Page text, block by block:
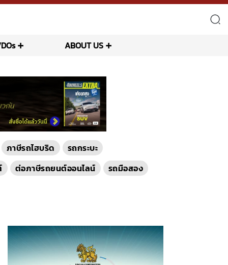
ABOUT US
ภาษีรถไฮบริด
รถกระบะ
ต่อภาษีรถยนต์ออนไลน์ รถมือสอง